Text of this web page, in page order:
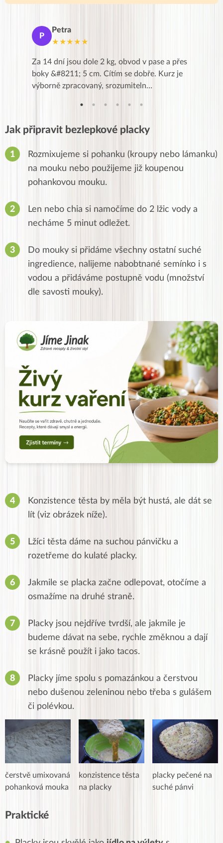
P
Petra
★★★★★
Za 14 dní jsou dole 2 kg, obvod v pase a přes
boky &#8211; 5 cm. Cítím se dobře. Kurz je
výborně zpracovaný, srozumiteln…
Jak připravit bezlepkové placky
Rozmixujeme si pohanku (kroupy nebo lámanku)
na mouku nebo použijeme již koupenou
pohankovou mouku.
Len nebo chia si namočíme do 2 lžic vody a
necháme 5 minut odležet.
Do mouky si přidáme všechny ostatní suché
ingredience, nalijeme nabobtnané semínko i s
vodou a přidáváme postupně vodu (množství
dle savosti mouky).
Konzistence těsta by měla být hustá, ale dát se
lít (viz obrázek níže).
Lžíci těsta dáme na suchou pánvičku a
rozetřeme do kulaté placky.
Jakmile se placka začne odlepovat, otočíme a
osmažíme na druhé straně.
Placky jsou nejdříve tvrdší, ale jakmile je
budeme dávat na sebe, rychle změknou a dají
se krásně použít i jako tacos.
Placky jíme spolu s pomazánkou a čerstvou
nebo dušenou zeleninou nebo třeba s gulášem
či polévkou.
čerstvě umixovaná
pohanková mouka
konzistence těsta
na placky
placky pečené na
suché pánvi
Praktické